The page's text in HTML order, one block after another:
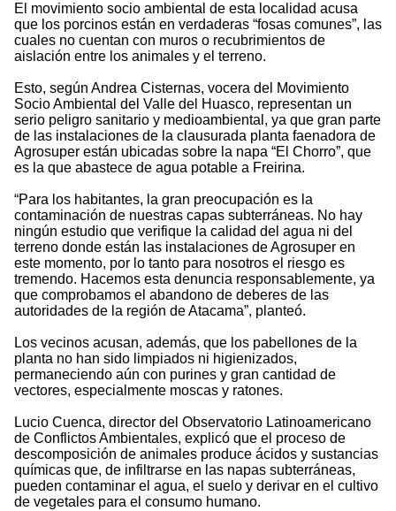
El movimiento socio ambiental de esta localidad acusa
que los porcinos están en verdaderas “fosas comunes”, las
cuales no cuentan con muros o recubrimientos de
aislación entre los animales y el terreno.
Esto, según Andrea Cisternas, vocera del Movimiento
Socio Ambiental del Valle del Huasco, representan un
serio peligro sanitario y medioambiental, ya que gran parte
de las instalaciones de la clausurada planta faenadora de
Agrosuper están ubicadas sobre la napa “El Chorro”, que
es la que abastece de agua potable a Freirina.
“Para los habitantes, la gran preocupación es la
contaminación de nuestras capas subterráneas. No hay
ningún estudio que verifique la calidad del agua ni del
terreno donde están las instalaciones de Agrosuper en
este momento, por lo tanto para nosotros el riesgo es
tremendo. Hacemos esta denuncia responsablemente, ya
que comprobamos el abandono de deberes de las
autoridades de la región de Atacama”, planteó.
Los vecinos acusan, además, que los pabellones de la
planta no han sido limpiados ni higienizados,
permaneciendo aún con purines y gran cantidad de
vectores, especialmente moscas y ratones.
Lucio Cuenca, director del Observatorio Latinoamericano
de Conflictos Ambientales, explicó que el proceso de
descomposición de animales produce ácidos y sustancias
químicas que, de infiltrarse en las napas subterráneas,
pueden contaminar el agua, el suelo y derivar en el cultivo
de vegetales para el consumo humano.